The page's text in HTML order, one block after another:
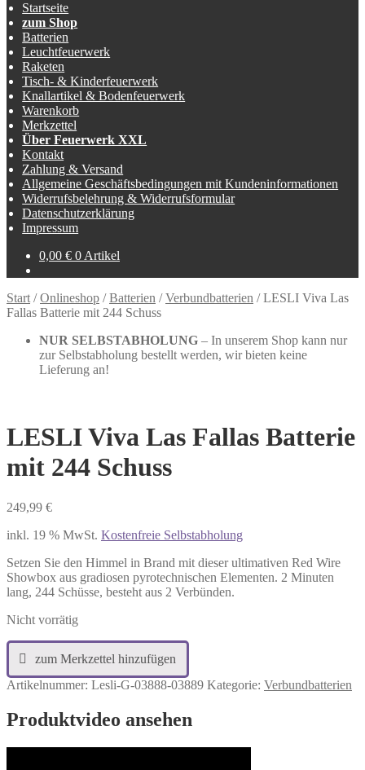
Startseite
zum Shop
Batterien
Leuchtfeuerwerk
Raketen
Tisch- & Kinderfeuerwerk
Knallartikel & Bodenfeuerwerk
Warenkorb
Merkzettel
Über Feuerwerk XXL
Kontakt
Zahlung & Versand
Allgemeine Geschäftsbedingungen mit Kundeninformationen
Widerrufsbelehrung & Widerrufsformular
Datenschutzerklärung
Impressum
0,00 € 0 Artikel
Start /Onlineshop /Batterien /Verbundbatterien /LESLI Viva Las
Fallas Batterie mit 244 Schuss
NUR SELBSTABHOLUNG – In unserem Shop kann nur
zur Selbstabholung bestellt werden, wir bieten keine
Lieferung an!
LESLI Viva Las Fallas Batterie
mit 244 Schuss
249,99 €
inkl. 19 % MwSt. Kostenfreie Selbstabholung
Setzen Sie den Himmel in Brand mit dieser ultimativen Red Wire
Showbox aus gradiosen pyrotechnischen Elementen. 2 Minuten
lang, 244 Schüsse, besteht aus 2 Verbünden.
Nicht vorrätig
Artikelnummer: Lesli-G-03888-03889 Kategorie: Verbundbatterien
Produktvideo ansehen